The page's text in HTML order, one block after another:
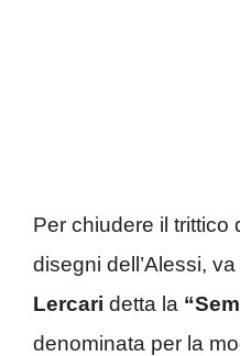
Per chiudere il trittico
disegni dell’Alessi,
Lercari detta la
denominata per la